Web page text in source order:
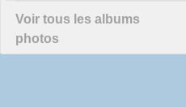
Voir tous les albums
photos